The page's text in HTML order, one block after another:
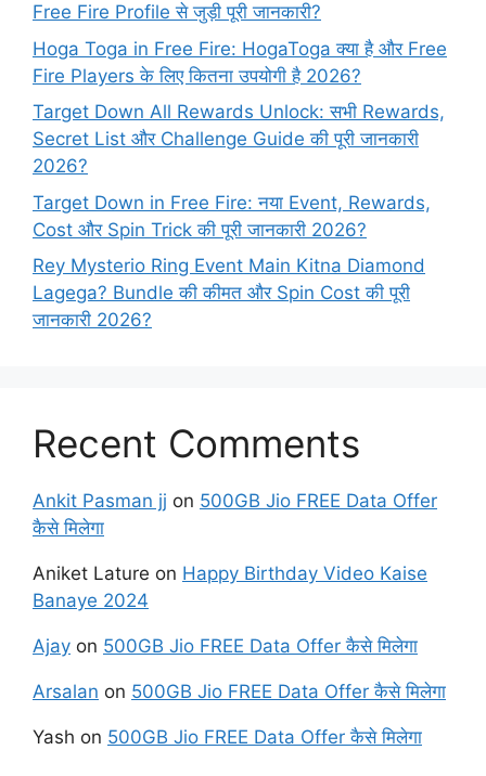
Free Fire Profile से जुड़ी पूरी जानकारी?
Hoga Toga in Free Fire: HogaToga क्या है और Free
Fire Players के लिए कितना उपयोगी है 2026?
Target Down All Rewards Unlock: सभी Rewards,
Secret List और Challenge Guide की पूरी जानकारी
2026?
Target Down in Free Fire: नया Event, Rewards,
Cost और Spin Trick की पूरी जानकारी 2026?
Rey Mysterio Ring Event Main Kitna Diamond
Lagega? Bundle की कीमत और Spin Cost की पूरी
जानकारी 2026?
Recent Comments
Ankit Pasman jj on 500GB Jio FREE Data Offer
कैसे मिलेगा
Aniket Lature on Happy Birthday Video Kaise
Banaye 2024
Ajay on 500GB Jio FREE Data Offer कैसे मिलेगा
Arsalan on 500GB Jio FREE Data Offer कैसे मिलेगा
Yash on 500GB Jio FREE Data Offer कैसे मिलेगा